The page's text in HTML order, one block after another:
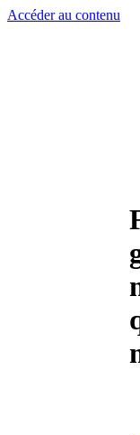
Accéder au contenu